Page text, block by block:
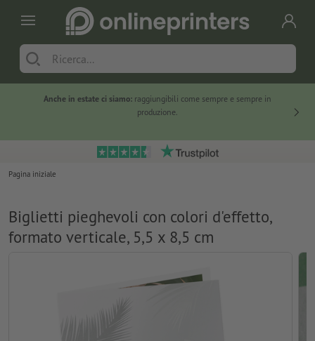
Anche in estate ci siamo: raggiungibili come sempre e sempre in
produzione.
Pagina iniziale
Biglietti pieghevoli con colori d'effetto,
formato verticale, 5,5 x 8,5 cm